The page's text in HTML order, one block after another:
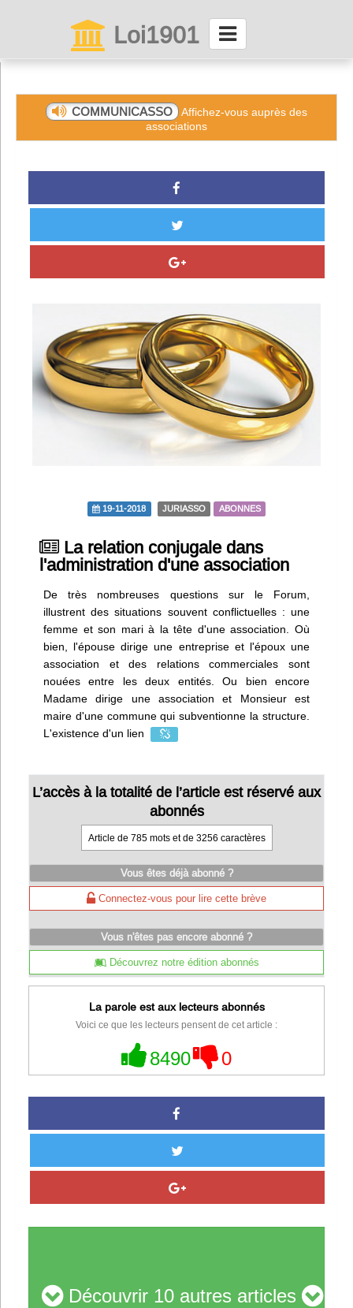
Loi1901
Connexion
Partager
VieAsso
Infos
Divers
Abo Lettrasso
Désabo Lettrasso
Nous contacter
COMMUNICASSO
Affichez-vous auprès des
associations
19-11-2018 JURIASSO ABONNES
La relation conjugale dans
l'administration d'une association
De très nombreuses questions sur le Forum,
illustrent des situations souvent conflictuelles : une
femme et son mari à la tête d'une association. Où
bien, l'épouse dirige une entreprise et l'époux une
association et des relations commerciales sont
nouées entre les deux entités. Ou bien encore
Madame dirige une association et Monsieur est
maire d'une commune qui subventionne la structure.
L'existence d'un lien
L’accès à la totalité de l’article est réservé aux
abonnés
Article de 785 mots et de 3256 caractères
Vous êtes déjà abonné ?
Connectez-vous pour lire cette brève
Vous n'êtes pas encore abonné ?
Découvrez notre édition abonnés
La parole est aux lecteurs abonnés
Voici ce que les lecteurs pensent de cet article :
8490 0
Découvrir 10 autres articles